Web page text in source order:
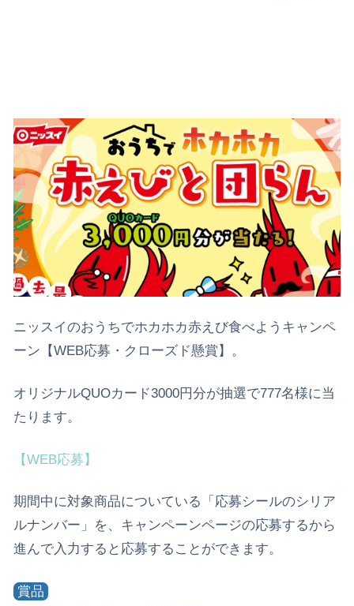
ニッスイのおうちでホカホカ赤えび食べようキャンペ
ーン【WEB応募・クローズド懸賞】。
オリジナルQUOカード3000円分が抽選で777名様に当
たります。
【WEB応募】
期間中に対象商品についている「応募シールのシリア
ルナンバー」を、キャンペーンページの応募するから
進んで入力すると応募することができます。
賞品